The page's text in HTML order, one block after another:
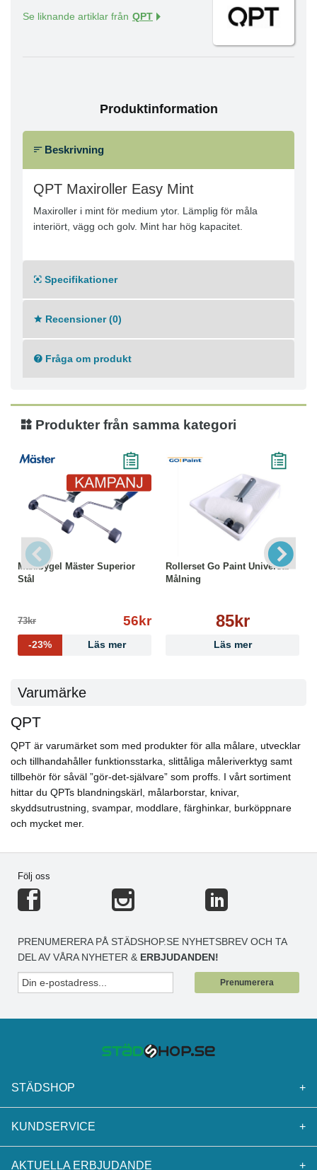
Se liknande artiklar från QPT
Produktinformation
Beskrivning
QPT Maxiroller Easy Mint
Maxiroller i mint för medium ytor. Lämplig för måla
interiört, vägg och golv. Mint har hög kapacitet.
Specifikationer
Recensioner (0)
Fråga om produkt
Produkter från samma kategori
Maxibygel Mäster Superior
Stål
73kr 56kr
-23% Läs mer
Rollerset Go Paint Universal
Målning
85kr
Läs mer
Varumärke
QPT
QPT är varumärket som med produkter för alla målare, utvecklar
och tillhandahåller funktionsstarka, slittåliga måleriverktyg samt
tillbehör för såväl ”gör-det-självare” som proffs. I vårt sortiment
hittar du QPTs blandningskärl, målarborstar, knivar,
skyddsutrustning, svampar, moddlare, färghinkar, burköppnare
och mycket mer.
Följ oss
PRENUMERERA PÅ STÄDSHOP.SE NYHETSBREV OCH TA
DEL AV VÅRA NYHETER & ERBJUDANDEN!
Prenumerera
STÄDSHOP +
KUNDSERVICE +
AKTUELLA ERBJUDANDE +